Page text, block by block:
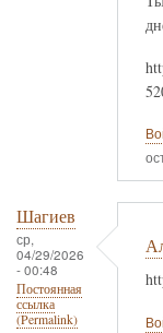
Шагиев
ср,
04/29/2026
- 00:48
Постоянная
ссылка
(Permalink)